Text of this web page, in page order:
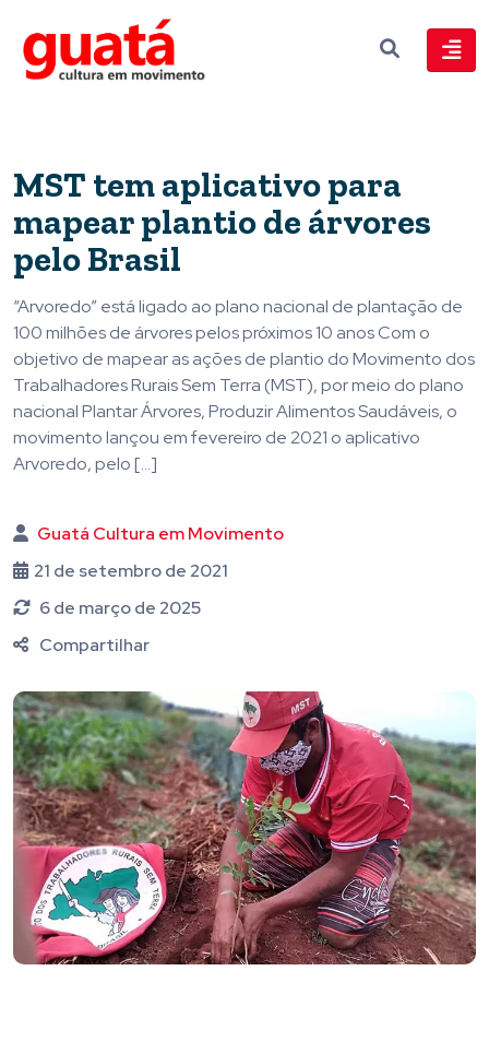
MST tem aplicativo para
mapear plantio de árvores
pelo Brasil
“Arvoredo” está ligado ao plano nacional de plantação de
100 milhões de árvores pelos próximos 10 anos Com o
objetivo de mapear as ações de plantio do Movimento dos
Trabalhadores Rurais Sem Terra (MST), por meio do plano
nacional Plantar Árvores, Produzir Alimentos Saudáveis, o
movimento lançou em fevereiro de 2021 o aplicativo
Arvoredo, pelo […]
Guatá Cultura em Movimento
21 de setembro de 2021
6 de março de 2025
Compartilhar